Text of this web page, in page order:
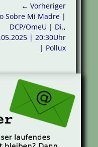
← Vorheriger
Sobre Mi Madre |
DCP/OmeU | Di.,
| 20:30Uhr
| Pollux